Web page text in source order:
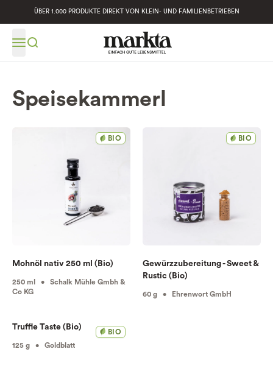
ÜBER 1.000 PRODUKTE DIREKT VON KLEIN- UND FAMILIENBETRIEBEN
Speisekammerl
BIO
Mohnöl nativ 250 ml (Bio)
250 ml • Schalk Mühle Gmbh &
Co KG
BIO
Gewürzzubereitung - Sweet &
Rustic (Bio)
60 g • Ehrenwort GmbH
BIO
Truffle Taste (Bio)
125 g • Goldblatt